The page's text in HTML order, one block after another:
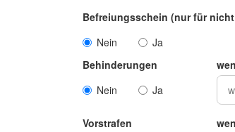
Befreiungsschein (nur für nicht
Nein
Ja
Behinderungen
Nein
Ja
Vorstrafen